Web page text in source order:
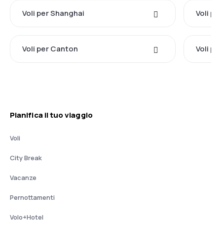
Voli per Shanghai Voli
Voli per Canton Voli
Pianifica il tuo viaggio
Voli
City Break
Vacanze
Pernottamenti
Volo+Hotel